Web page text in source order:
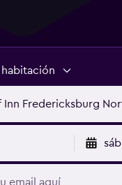
habitación
Inn Fredericksburg